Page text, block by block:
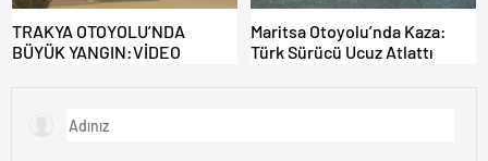
TRAKYA OTOYOLU’NDA
BÜYÜK YANGIN:VİDEO
Maritsa Otoyolu’nda Kaza:
Türk Sürücü Ucuz Atlattı